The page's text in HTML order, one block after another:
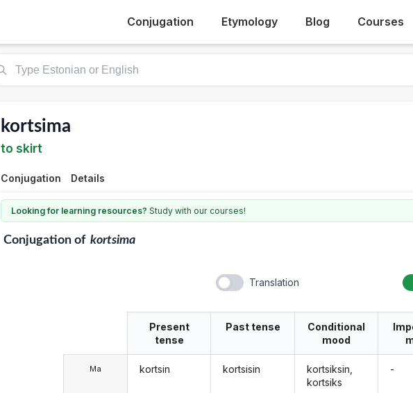
Conjugation Etymology Blog Courses
kortsima
to skirt
Conjugation Details
Looking for learning resources? Study with our courses!
Conjugationof kortsima
Translation
Ma
Present
tense
kortsin
Past tense
kortsisin
Conditional
mood
kortsiksin,
kortsiks
-